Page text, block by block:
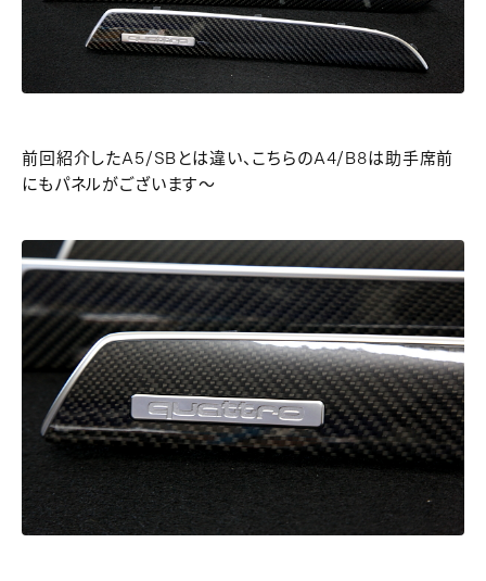
前回紹介したA5/SBとは違い、こちらのA4/B8は助手席前
にもパネルがございます～